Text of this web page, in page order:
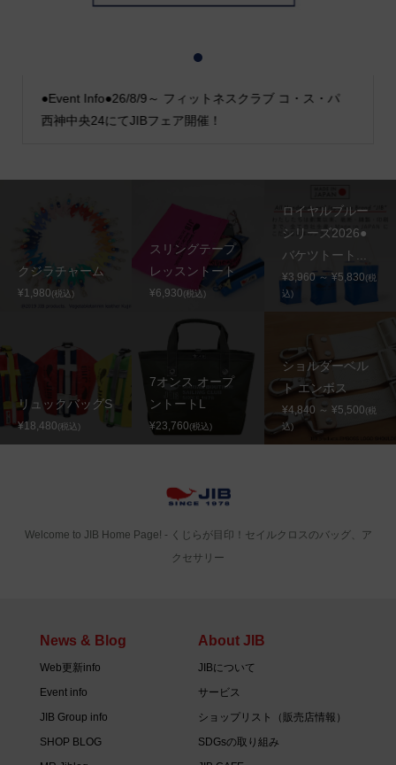
●Event Info●26/8/9～ フィットネスクラブ コ・ス・パ
西神中央24にてJIBフェア開催！
2
クジラチャーム
¥1,980(税込)
スリングテープ
レッスントート
¥6,930(税込)
ロイヤルブルー
シリーズ2026●
バケツトート...
¥3,960 ～ ¥5,830(税
込)
リュックバッグS
¥18,480(税込)
7オンス オープ
ントートL
¥23,760(税込)
ショルダーベル
ト エンボス
¥4,840 ～ ¥5,500(税
込)
Welcome to JIB Home Page! ‐ くじらが目印！セイルクロスのバッグ、ア
クセサリー
News & Blog
Web更新info
Event info
JIB Group info
SHOP BLOG
About JIB
JIBについて
サービス
ショップリスト（販売店情報）
SDGsの取り組み